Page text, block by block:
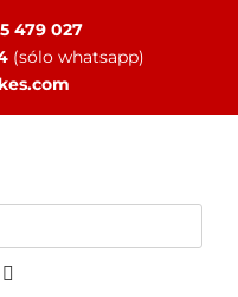
479 027
(sólo whatsapp)